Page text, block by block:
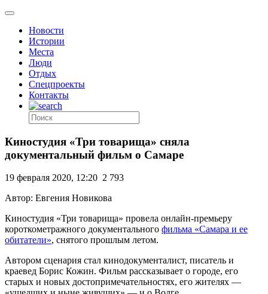
Новости
Истории
Места
Люди
Отдых
Спецпроекты
Контакты
Киностудия «Три товарища» сняла
документальный фильм о Самаре
19 февраля 2020, 12:20 2 793
Автор: Евгения Новикова
Киностудия «Три товарища» провела онлайн-премьеру
короткометражного документального фильма «Самара и ее
обитатели», снятого прошлым летом.
Автором сценария стал кинодокументалист, писатель и
краевед Борис Кожин. Фильм рассказывает о городе, его
старых и новых достопримечательностях, его жителях —